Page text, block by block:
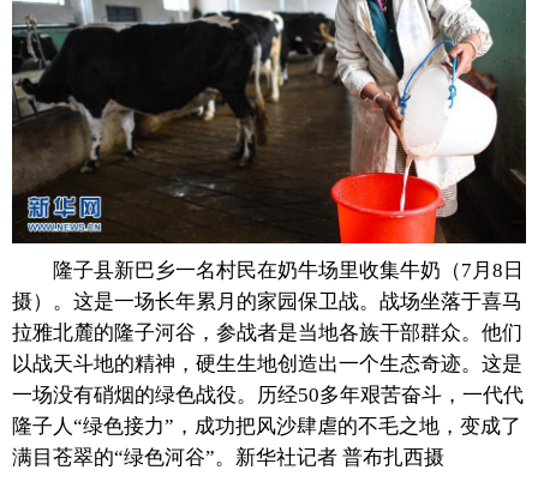
图片 彩票 食品
旅游 健康 信息化 数据
金融 军事 无人机
富媒体 新华广播
新华电视中文 新华电视英文 返回PC
隆子县新巴乡一名村民在奶牛场里收集牛奶（7月8日
摄）。这是一场长年累月的家园保卫战。战场坐落于喜马
拉雅北麓的隆子河谷，参战者是当地各族干部群众。他们
以战天斗地的精神，硬生生地创造出一个生态奇迹。这是
一场没有硝烟的绿色战役。历经50多年艰苦奋斗，一代代
隆子人“绿色接力”，成功把风沙肆虐的不毛之地，变成了
满目苍翠的“绿色河谷”。新华社记者 普布扎西摄